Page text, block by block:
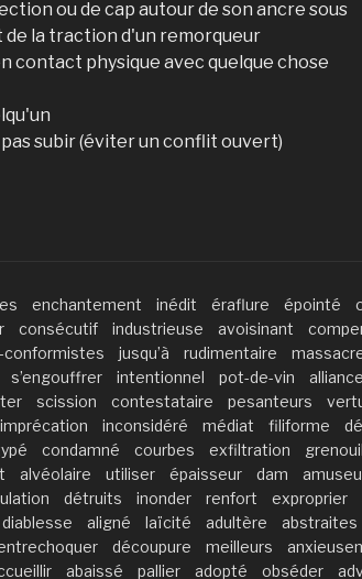
ou de cap autour de son ancre sous
la traction d'un remorqueur
contact physique avec quelque chose
subir (éviter un conflit ouvert)
enchantement inédit éraflure épointé
consécutif industrieuse avoisinant
conformistes jusqu’à rudimentaire
s’engouffrer intentionnel pot-de-vin
scission contestataire pesanteurs
imprécation inconsidéré médiat filiforme
condamné courbes exfiltration
alvéolaire utiliser épaisseur dam
détruits inonder renfort exproprier
diablesse aligné laïcité adultère abstraites
découpure meilleurs
abaissé pallier adopté obséder